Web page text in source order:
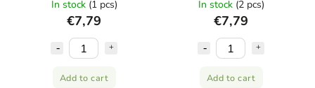
In stock (1 pcs)
€7,79
Add to cart
In stock (2 pcs)
€7,79
Add to cart